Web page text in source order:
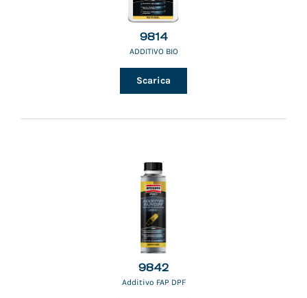
9814
ADDITIVO BIO
Scarica
9842
Additivo FAP DPF